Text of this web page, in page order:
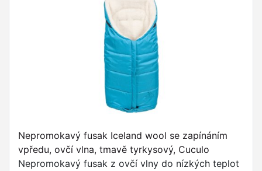
Nepromokavý fusak Iceland wool se zapínáním
vpředu, ovčí vlna, tmavě tyrkysový, Cuculo
Nepromokavý fusak z ovčí vlny do nízkých teplot